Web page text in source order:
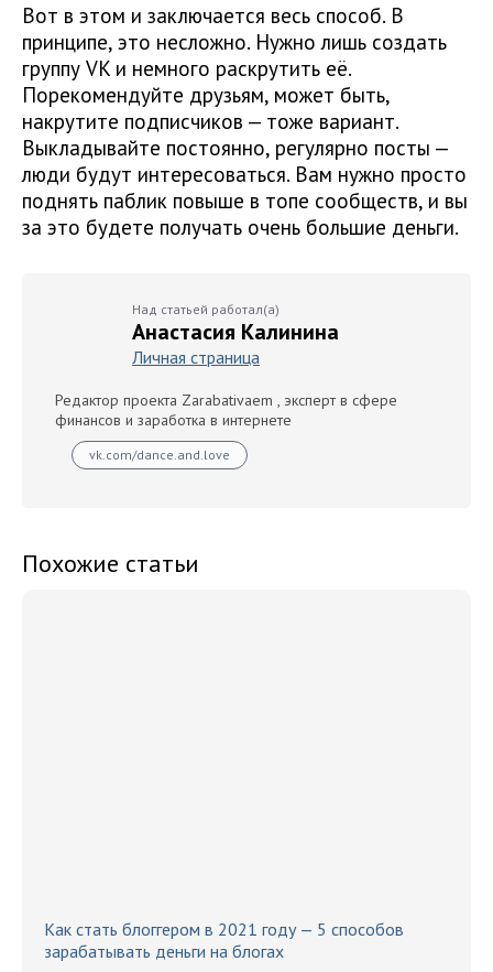
Вот в этом и заключается весь способ. В
принципе, это несложно. Нужно лишь создать
группу VK и немного раскрутить её.
Порекомендуйте друзьям, может быть,
накрутите подписчиков — тоже вариант.
Выкладывайте постоянно, регулярно посты —
люди будут интересоваться. Вам нужно просто
поднять паблик повыше в топе сообществ, и вы
за это будете получать очень большие деньги.
Над статьей работал(а)
Анастасия Калинина
Личная страница
Редактор проекта Zarabativaem , эксперт в сфере
финансов и заработка в интернете
vk.com/dance.and.love
Похожие статьи
Как стать блоггером в 2021 году — 5 способов
зарабатывать деньги на блогах